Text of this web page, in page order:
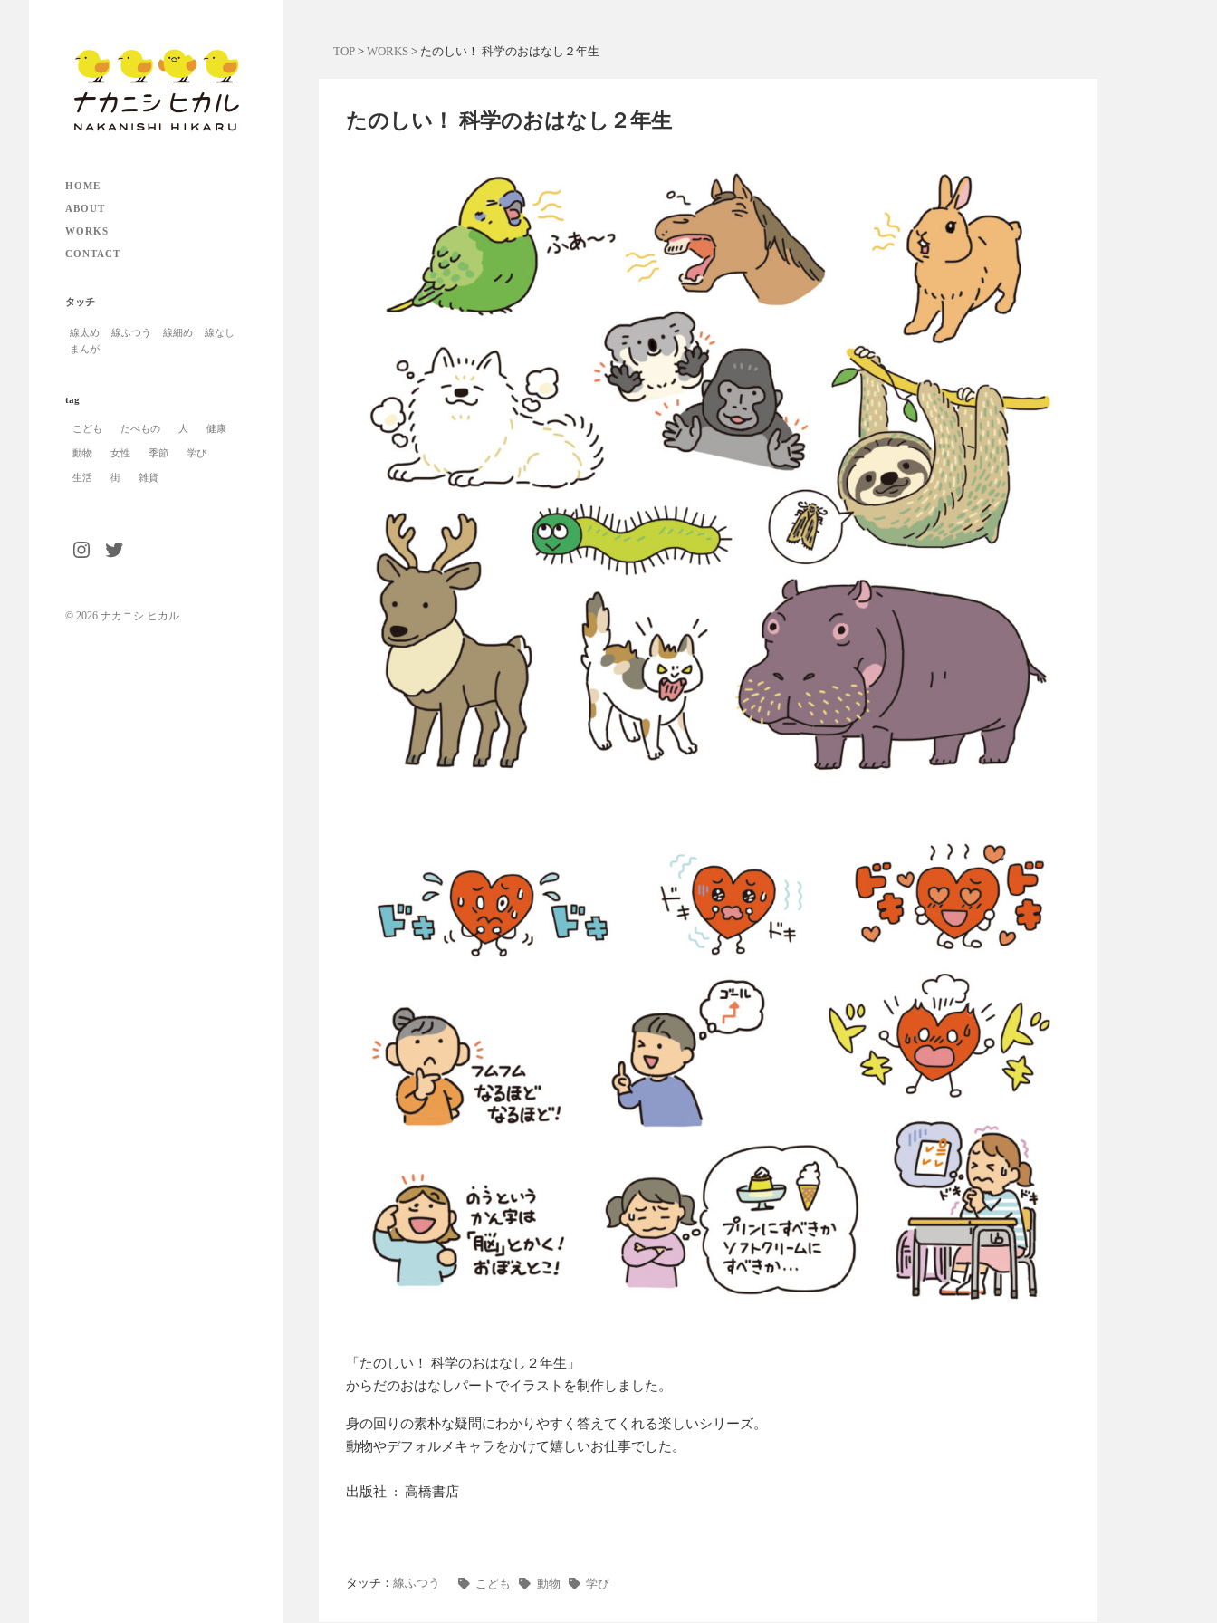
HOME
ABOUT
WORKS
CONTACT
タッチ
線太め 線ふつう 線細め
線なし
まんが
tag
こども たべもの 人 健康
動物 女性 季節 学び
生活 街 雑貨
© 2026 ナカニシ ヒカル
TOP > WORKS > たのしい！ 科学のおはなし２年生
たのしい！ 科学のおはなし２年生
「たのしい！ 科学のおはなし２年生」
からだのおはなしパートでイラストを制作しました。
身の回りの素朴な疑問にわかりやすく答えてくれる楽しいシリーズ。
動物やデフォルメキャラをかけて嬉しいお仕事でした。
出版社 ‏ : ‎ 高橋書店
タッチ： 線ふつう こども 動物 学び